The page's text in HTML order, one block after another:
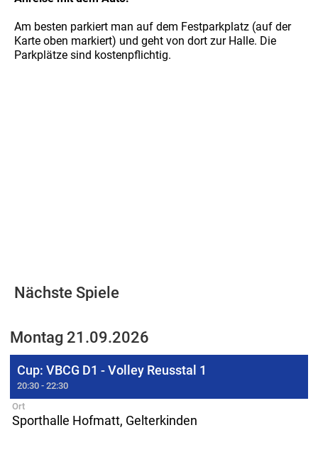
Am besten parkiert man auf dem Festparkplatz (auf der
Karte oben markiert) und geht von dort zur Halle. Die
Parkplätze sind kostenpflichtig.
Nächste Spiele
Montag 21.09.2026
Cup: VBCG D1 - Volley Reusstal 1
20:30 - 22:30
Ort
Sporthalle Hofmatt, Gelterkinden